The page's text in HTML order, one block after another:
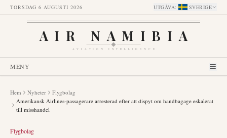
TORSDAG 6 AUGUSTI 2026 UTGÅVA: SVERIGE
AIR NAMIBIA
AVIATION INTELLIGENCE
MENY
Hem Nyheter
Flygbolag
Amerikansk Airlines-passagerare arresterad efter att dispyt om handbagage eskalerat
till misshandel
Flygbolag